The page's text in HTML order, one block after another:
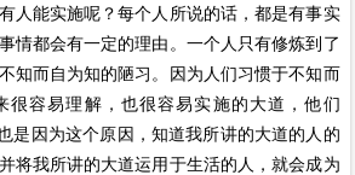
人能实施呢？每个人所说的话，都是有事实
情都会有一定的理由。一个人只有修炼到了
知而自为知的陋习。因为人们习惯于不知而
很容易理解，也很容易实施的大道，他们
是因为这个原因，知道我所讲的大道的人的
将我所讲的大道运用于生活的人，就会成为